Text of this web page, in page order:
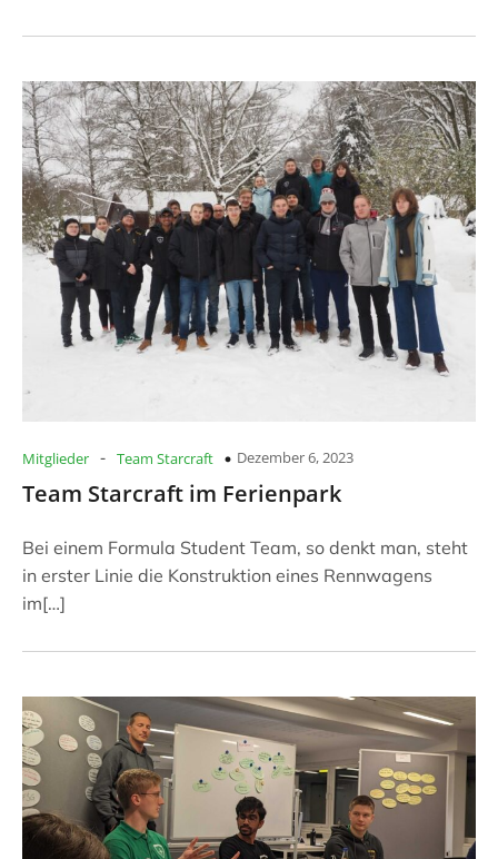
Mitglieder - Team Starcraft Dezember 6, 2023
Team Starcraft im Ferienpark
Bei einem Formula Student Team, so denkt man, steht
in erster Linie die Konstruktion eines Rennwagens
im[…]